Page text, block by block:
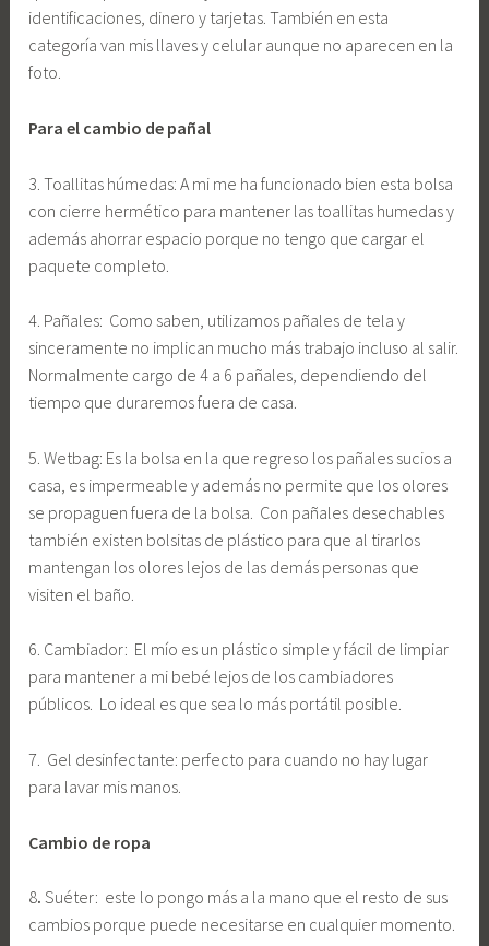
identificaciones, dinero y tarjetas. También en esta
categoría van mis llaves y celular aunque no aparecen en la
foto.
Para el cambio de pañal
3. Toallitas húmedas: A mi me ha funcionado bien esta bolsa
con cierre hermético para mantener las toallitas humedas y
además ahorrar espacio porque no tengo que cargar el
paquete completo.
4. Pañales: Como saben, utilizamos pañales de tela y
sinceramente no implican mucho más trabajo incluso al salir.
Normalmente cargo de 4 a 6 pañales, dependiendo del
tiempo que duraremos fuera de casa.
5. Wetbag: Es la bolsa en la que regreso los pañales sucios a
casa, es impermeable y además no permite que los olores
se propaguen fuera de la bolsa. Con pañales desechables
también existen bolsitas de plástico para que al tirarlos
mantengan los olores lejos de las demás personas que
visiten el baño.
6. Cambiador: El mío es un plástico simple y fácil de limpiar
para mantener a mi bebé lejos de los cambiadores
públicos. Lo ideal es que sea lo más portátil posible.
7. Gel desinfectante: perfecto para cuando no hay lugar
para lavar mis manos.
Cambio de ropa
8. Suéter: este lo pongo más a la mano que el resto de sus
cambios porque puede necesitarse en cualquier momento.